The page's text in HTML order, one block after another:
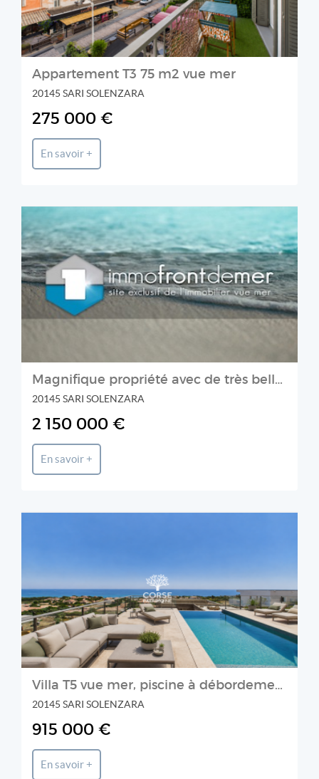
Appartement T3 75 m2 vue mer
20145 SARI SOLENZARA
275 000 €
En savoir +
KALLISTE PROPERTIES INTERNATIONAL LUXURY REAL
ESTATE
Magnifique propriété avec de très belles prestations et vue mer panoramique en Corse du Sud - FR 20145 SOLENZARA
20145 SARI SOLENZARA
2 150 000 €
En savoir +
Villa T5 vue mer, piscine à débordement
20145 SARI SOLENZARA
915 000 €
En savoir +